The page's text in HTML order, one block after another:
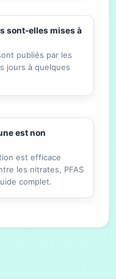
sont-elles mises à
publiés par les
jours à quelques
est non
est efficace
les nitrates, PFAS
complet.